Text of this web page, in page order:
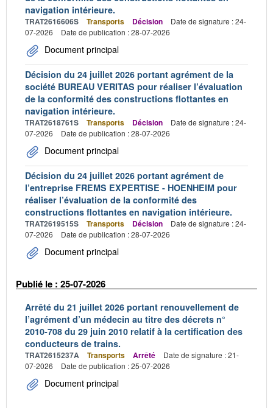
navigation intérieure.
TRAT2616606S Transports Décision
Date de signature : 24-
07-2026
Date de publication : 28-07-2026
Document principal
Décision du 24 juillet 2026 portant agrément de la
société BUREAU VERITAS pour réaliser l’évaluation
de la conformité des constructions flottantes en
navigation intérieure.
TRAT2618761S Transports Décision
Date de signature : 24-
07-2026
Date de publication : 28-07-2026
Document principal
Décision du 24 juillet 2026 portant agrément de
l’entreprise FREMS EXPERTISE - HOENHEIM pour
réaliser l’évaluation de la conformité des
constructions flottantes en navigation intérieure.
TRAT2619515S Transports Décision
Date de signature : 24-
07-2026
Date de publication : 28-07-2026
Document principal
Publié le : 25-07-2026
Arrêté du 21 juillet 2026 portant renouvellement de
l’agrément d’un médecin au titre des décrets n°
2010-708 du 29 juin 2010 relatif à la certification des
conducteurs de trains.
TRAT2615237A Transports Arrêté
Date de signature : 21-
07-2026
Date de publication : 25-07-2026
Document principal